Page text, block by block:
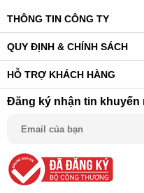
THÔNG TIN CÔNG TY
QUY ĐỊNH & CHÍNH SÁCH
HỖ TRỢ KHÁCH HÀNG
Đăng ký nhận tin khuyến